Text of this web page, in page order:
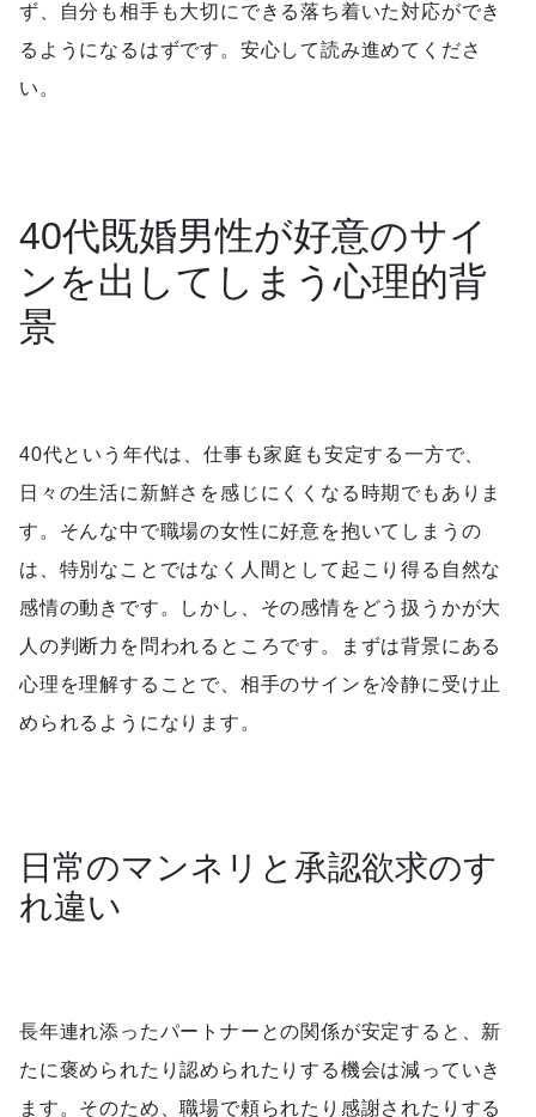
ず、自分も相手も大切にできる落ち着いた対応ができ
るようになるはずです。安心して読み進めてくださ
い。
40代既婚男性が好意のサイ
ンを出してしまう心理的背
景
40代という年代は、仕事も家庭も安定する一方で、
日々の生活に新鮮さを感じにくくなる時期でもありま
す。そんな中で職場の女性に好意を抱いてしまうの
は、特別なことではなく人間として起こり得る自然な
感情の動きです。しかし、その感情をどう扱うかが大
人の判断力を問われるところです。まずは背景にある
心理を理解することで、相手のサインを冷静に受け止
められるようになります。
日常のマンネリと承認欲求のす
れ違い
長年連れ添ったパートナーとの関係が安定すると、新
たに褒められたり認められたりする機会は減っていき
ます。そのため、職場で頼られたり感謝されたりする